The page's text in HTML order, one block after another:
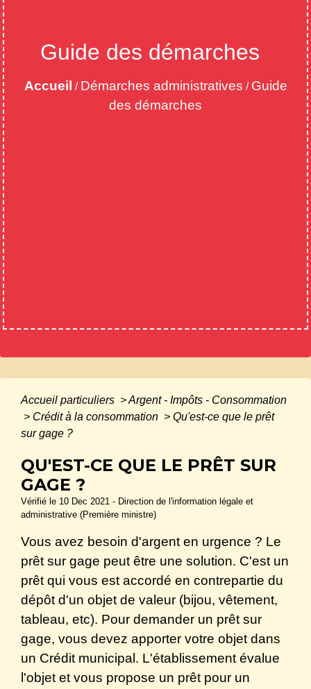
Guide des démarches
Accueil / Démarches administratives / Guide
des démarches
Accueil particuliers >Argent - Impôts - Consommation
> Crédit à la consommation > Qu'est-ce que le prêt
sur gage ?
QU'EST-CE QUE LE PRÊT SUR
GAGE ?
Vérifié le 10 Dec 2021 - Direction de l'information légale et
administrative (Première ministre)
Vous avez besoin d'argent en urgence ? Le
prêt sur gage peut être une solution. C'est un
prêt qui vous est accordé en contrepartie du
dépôt d'un objet de valeur (bijou, vêtement,
tableau, etc). Pour demander un prêt sur
gage, vous devez apporter votre objet dans
un Crédit municipal. L'établissement évalue
l'objet et vous propose un prêt pour un